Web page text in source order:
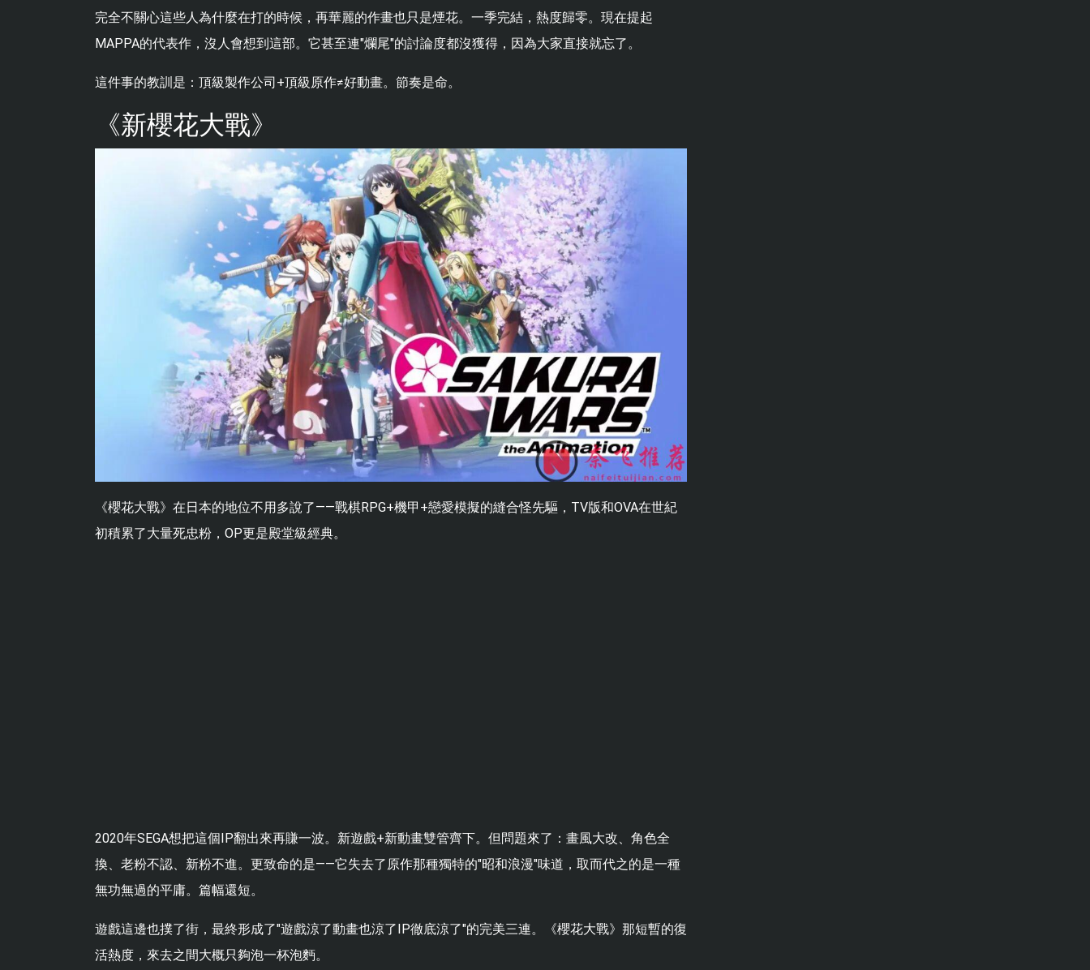
完全不關心這些人為什麼在打的時候，再華麗的作畫也只是煙花。一季完結，熱度歸零。現在提起
MAPPA的代表作，沒人會想到這部。它甚至連"爛尾"的討論度都沒獲得，因為大家直接就忘了。
這件事的教訓是：頂級製作公司+頂級原作≠好動畫。節奏是命。
《新櫻花大戰》
《櫻花大戰》在日本的地位不用多說了——戰棋RPG+機甲+戀愛模擬的縫合怪先驅，TV版和OVA在世紀
初積累了大量死忠粉，OP更是殿堂級經典。
2020年SEGA想把這個IP翻出來再賺一波。新遊戲+新動畫雙管齊下。但問題來了：畫風大改、角色全
換、老粉不認、新粉不進。更致命的是——它失去了原作那種獨特的"昭和浪漫"味道，取而代之的是一種
無功無過的平庸。篇幅還短。
遊戲這邊也撲了街，最終形成了"遊戲涼了動畫也涼了IP徹底涼了"的完美三連。《櫻花大戰》那短暫的復
活熱度，來去之間大概只夠泡一杯泡麪。